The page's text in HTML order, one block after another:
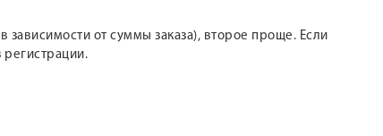
зависимости от суммы заказа), второе проще. Если
регистрации.